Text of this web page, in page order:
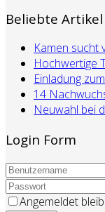
Beliebte Artikel
Kamen sucht
Hochwertige
Einladung
14
Neuwahl bei
Login Form
Angemeldet